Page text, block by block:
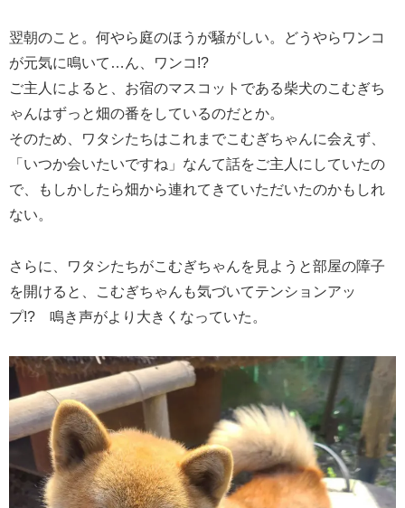
翌朝のこと。何やら庭のほうが騒がしい。どうやらワンコ
が元気に鳴いて…ん、ワンコ!?
ご主人によると、お宿のマスコットである柴犬のこむぎち
ゃんはずっと畑の番をしているのだとか。
そのため、ワタシたちはこれまでこむぎちゃんに会えず、
「いつか会いたいですね」なんて話をご主人にしていたの
で、もしかしたら畑から連れてきていただいたのかもしれ
ない。
さらに、ワタシたちがこむぎちゃんを見ようと部屋の障子
を開けると、こむぎちゃんも気づいてテンションアッ
プ!? 鳴き声がより大きくなっていた。